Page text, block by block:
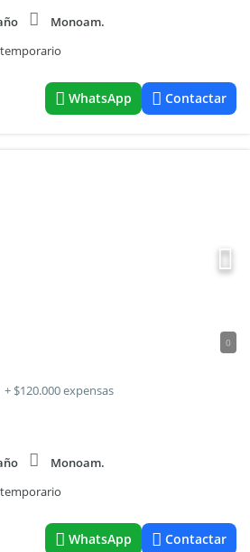
Monoam.
WhatsApp Contactar
0
+ $120.000 expensas
Monoam.
WhatsApp Contactar